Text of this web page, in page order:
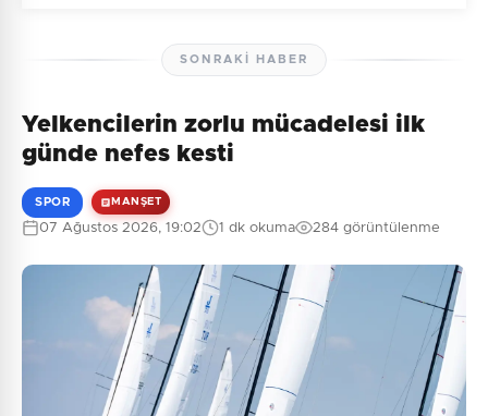
Güvenlik Sorusu:
1 + 5 = ?
Gönder
Henüz yorum yapılmamış. İlk yorumu siz yapın!
SONRAKI HABER
Yelkencilerin zorlu mücadelesi ilk
günde nefes kesti
SPOR MANŞET
07 Ağustos 2026, 19:02 1 dk okuma 284 görüntülenme